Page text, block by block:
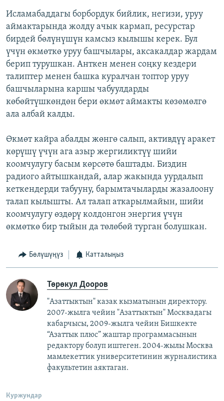
Исламабаддагы борбордук бийлик, негизи, уруу
аймактарында жолду ачык кармап, ресурстар
бирдей бөлүнүшүн камсыз кылышы керек. Бул
үчүн өкмөткө уруу башчылары, аксакалдар жардам
берип турушкан. Анткен менен соңку кездери
талиптер менен башка куралчан топтор уруу
башчыларына каршы чабуулдарды
көбөйтүшкөндөн бери өкмөт аймакты көзөмөлгө
ала албай калды.
Өкмөт кайра абалды жөнгө салып, активдүү аракет
көрүшү үчүн ага азыр жергиликтүү шийи
коомчулугу басым көрсөтө баштады. Биздин
радиого айтышкандай, алар жакында уурдалып
кеткендерди табууну, барымтачыларды жазалоону
талап кылышты. Ал талап аткарылмайын, шийи
коомчулугу өздөрү колдонгон энергия үчүн
өкмөткө бир тыйын да төлөбөй турган болушкан.
Бөлүшүңүз Катталыңыз
Төрөкул Дооров
"Азаттыктын" казак кызматынын директору.
2007-жылга чейин "Азаттыктын" Москвадагы
кабарчысы, 2009-жылга чейин Бишкекте
“Азаттык плюс” жаштар программасынын
редактору болуп иштеген. 2004-жылы Москва
мамлекеттик университетинин журналистика
факультетин аяктаган.
Куржундар